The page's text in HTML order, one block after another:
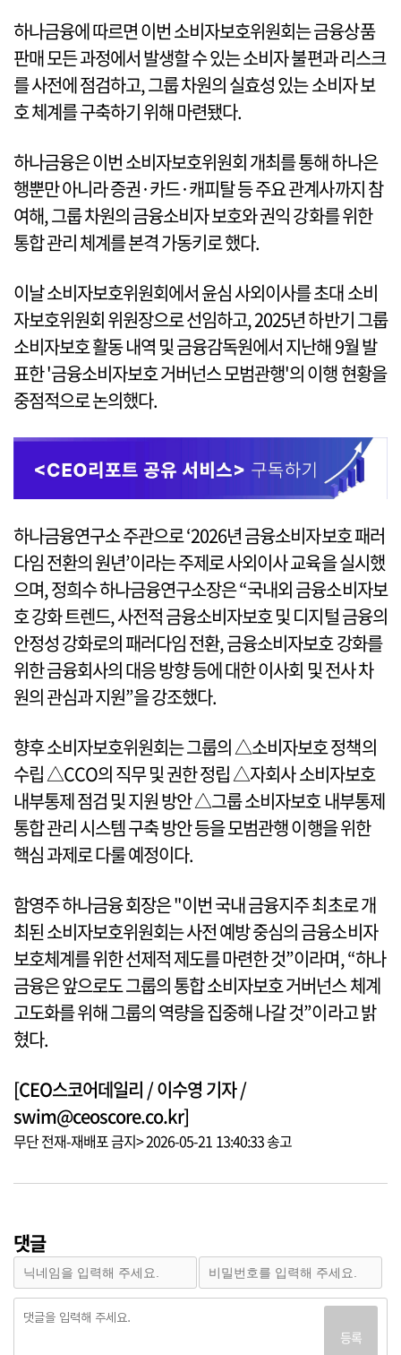
하나금융에 따르면 이번 소비자보호위원회는 금융상품
판매 모든 과정에서 발생할 수 있는 소비자 불편과 리스크
를 사전에 점검하고, 그룹 차원의 실효성 있는 소비자 보
호 체계를 구축하기 위해 마련됐다.
하나금융은 이번 소비자보호위원회 개최를 통해 하나은
행뿐만 아니라 증권·카드·캐피탈 등 주요 관계사까지 참
여해, 그룹 차원의 금융소비자 보호와 권익 강화를 위한
통합 관리 체계를 본격 가동키로 했다.
이날 소비자보호위원회에서 윤심 사외이사를 초대 소비
자보호위원회 위원장으로 선임하고, 2025년 하반기 그룹
소비자보호 활동 내역 및 금융감독원에서 지난해 9월 발
표한 '금융소비자보호 거버넌스 모범관행'의 이행 현황을
중점적으로 논의했다.
하나금융연구소 주관으로 ‘2026년 금융소비자보호 패러
다임 전환의 원년’이라는 주제로 사외이사 교육을 실시했
으며, 정희수 하나금융연구소장은 “국내외 금융소비자보
호 강화 트렌드, 사전적 금융소비자보호 및 디지털 금융의
안정성 강화로의 패러다임 전환, 금융소비자보호 강화를
위한 금융회사의 대응 방향 등에 대한 이사회 및 전사 차
원의 관심과 지원”을 강조했다.
향후 소비자보호위원회는 그룹의 △소비자보호 정책의
수립 △CCO의 직무 및 권한 정립 △자회사 소비자보호
내부통제 점검 및 지원 방안 △그룹 소비자보호 내부통제
통합 관리 시스템 구축 방안 등을 모범관행 이행을 위한
핵심 과제로 다룰 예정이다.
함영주 하나금융 회장은 "이번 국내 금융지주 최초로 개
최된 소비자보호위원회는 사전 예방 중심의 금융소비자
보호체계를 위한 선제적 제도를 마련한 것”이라며, “하나
금융은 앞으로도 그룹의 통합 소비자보호 거버넌스 체계
고도화를 위해 그룹의 역량을 집중해 나갈 것”이라고 밝
혔다.
[CEO스코어데일리 / 이수영 기자 /
swim@ceoscore.co.kr]
무단 전재-재배포 금지> 2026-05-21 13:40:33 송고
댓글
등록